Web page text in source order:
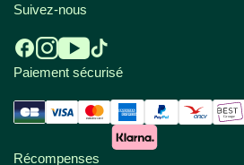
Suivez-nous
Paiement sécurisé
Récompenses